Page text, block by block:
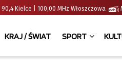
90,4 Kielce | 100,00 MHz Włoszczowa
KRAJ / ŚWIAT SPORT